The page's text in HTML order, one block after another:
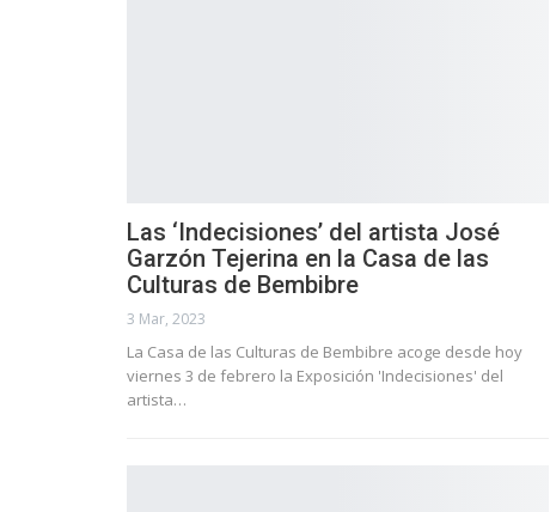
Las ‘Indecisiones’ del artista José
Garzón Tejerina en la Casa de las
Culturas de Bembibre
3 Mar, 2023
La Casa de las Culturas de Bembibre acoge desde hoy
viernes 3 de febrero la Exposición 'Indecisiones' del
artista…